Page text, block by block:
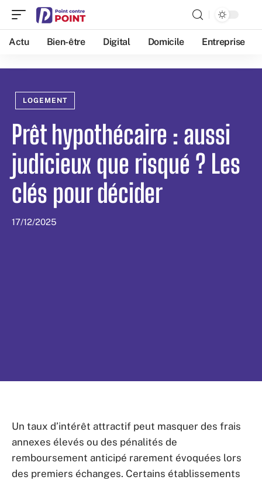
Actu Bien-être Digital Domicile Entreprise
LOGEMENT
Prêt hypothécaire : aussi
judicieux que risqué ? Les
clés pour décider
17/12/2025
Un taux d’intérêt attractif peut masquer des frais
annexes élevés ou des pénalités de
remboursement anticipé rarement évoquées lors
des premiers échanges. Certains établissements